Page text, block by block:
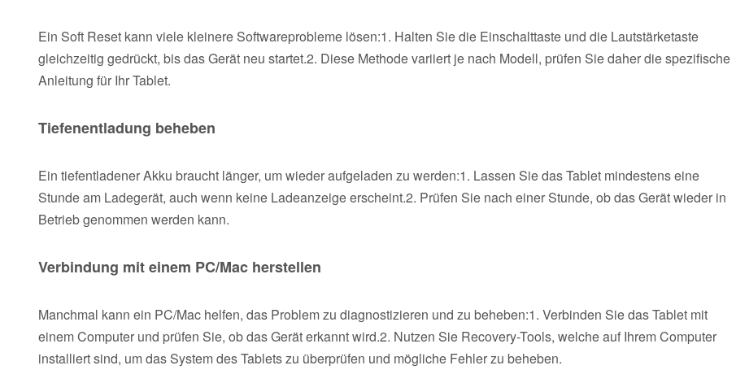
Ein Soft Reset kann viele kleinere Softwareprobleme lösen:1. Halten Sie die Einschalttaste und die Lautstärketaste
gleichzeitig gedrückt, bis das Gerät neu startet.2. Diese Methode variiert je nach Modell, prüfen Sie daher die spezifische
Anleitung für Ihr Tablet.
Tiefenentladung beheben
Ein tiefentladener Akku braucht länger, um wieder aufgeladen zu werden:1. Lassen Sie das Tablet mindestens eine
Stunde am Ladegerät, auch wenn keine Ladeanzeige erscheint.2. Prüfen Sie nach einer Stunde, ob das Gerät wieder in
Betrieb genommen werden kann.
Verbindung mit einem PC/Mac herstellen
Manchmal kann ein PC/Mac helfen, das Problem zu diagnostizieren und zu beheben:1. Verbinden Sie das Tablet mit
einem Computer und prüfen Sie, ob das Gerät erkannt wird.2. Nutzen Sie Recovery-Tools, welche auf Ihrem Computer
installiert sind, um das System des Tablets zu überprüfen und mögliche Fehler zu beheben.